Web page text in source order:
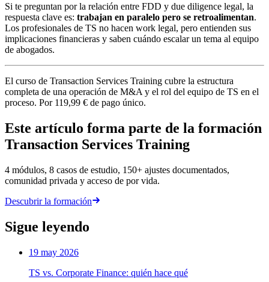
Si te preguntan por la relación entre FDD y due diligence legal, la
respuesta clave es: trabajan en paralelo pero se retroalimentan.
Los profesionales de TS no hacen work legal, pero entienden sus
implicaciones financieras y saben cuándo escalar un tema al equipo
de abogados.
El curso de Transaction Services Training cubre la estructura
completa de una operación de M&A y el rol del equipo de TS en el
proceso. Por 119,99 € de pago único.
Este artículo forma parte de la formación
Transaction Services Training
4 módulos, 8 casos de estudio, 150+ ajustes documentados,
comunidad privada y acceso de por vida.
Descubrir la formación
Sigue leyendo
19 may 2026
TS vs. Corporate Finance: quién hace qué